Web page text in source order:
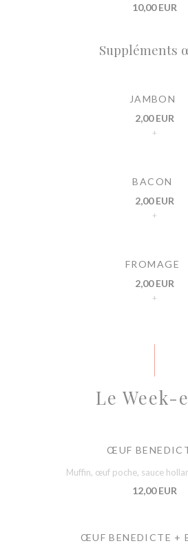
10,00 EUR
Suppléments
JAMBON
2,00 EUR
+
BACON
2,00 EUR
+
FROMAGE
2,00 EUR
+
Le Week-
ŒUF
Muffin, œuf poche, sauce
12,00 EUR
ŒUF BENEDICTE +